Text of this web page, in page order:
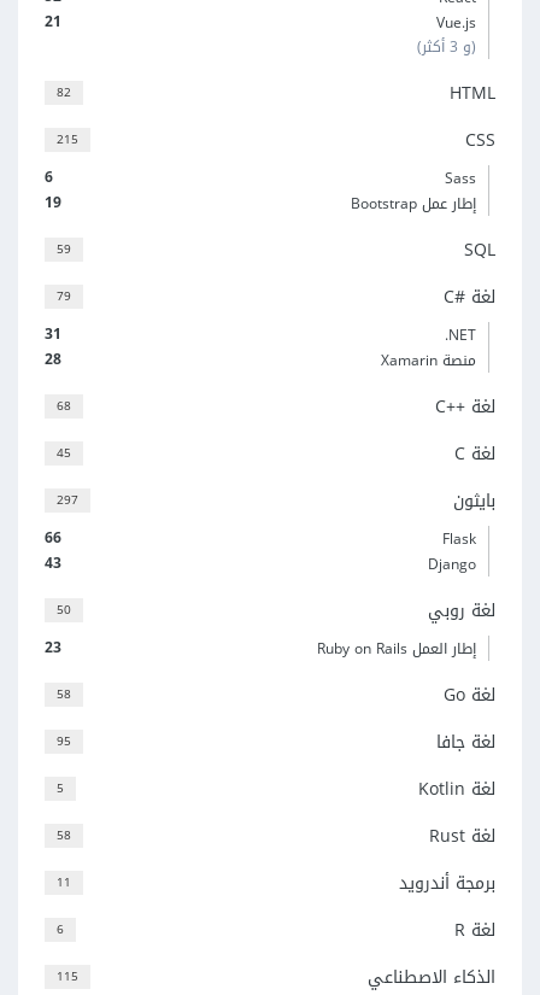
21
Vue.js
(و 3 أكثر)
82 HTML
215 CSS
6
Sass
19
إطار عمل Bootstrap
59 SQL
79 لغة C#‎
31
‎.NET
28
منصة Xamarin
68 لغة C++‎
45 لغة C
297 بايثون
66
Flask
43
Django
50 لغة روبي
23 إطار العمل Ruby on Rails
58 لغة Go
95 لغة جافا
5 لغة Kotlin
58 لغة Rust
11 برمجة أندرويد
6 لغة R
115 الذكاء الاصطناعي